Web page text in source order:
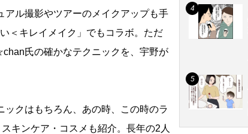
ル撮影やツアーのメイクアップも手
＜キレイメイク」でもコラボ。ただ
氏の確かなテクニックを、宇野が
クはもちろん、あの時、この時のラ
キンケア・コスメも紹介。長年の2人